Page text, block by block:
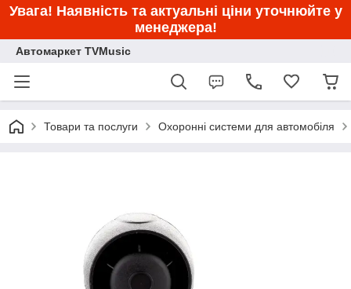
Увага! Наявність та актуальні ціни уточнюйте у
менеджера!
Автомаркет TVMusic
Товари та послуги Охоронні системи для автомобіля